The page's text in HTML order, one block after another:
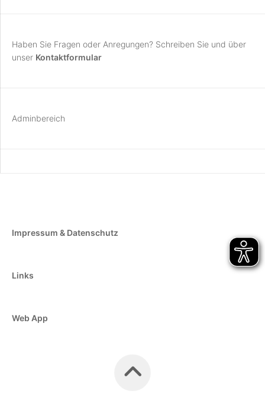
Haben Sie Fragen oder Anregungen? Schreiben Sie und über
unser Kontaktformular
Adminbereich
Impressum & Datenschutz
Links
Web App